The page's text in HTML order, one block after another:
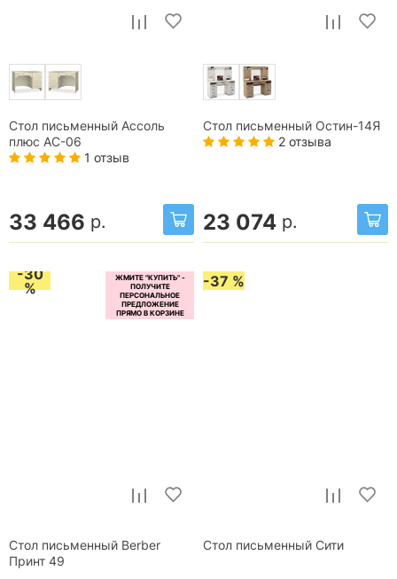
Стол письменный Ассоль
плюс АС-06
1 отзыв
33 466 р.
Стол письменный Остин-14Я
2 отзыва
23 074 р.
-30
%
Стол письменный Berber
Принт 49
-37 %
Стол письменный Сити